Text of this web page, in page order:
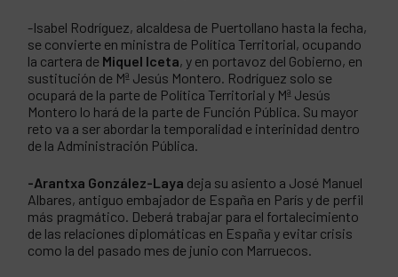
-Isabel Rodríguez, alcaldesa de Puertollano hasta la fecha,
se convierte en ministra de Política Territorial, ocupando
la cartera de Miquel Iceta, y en portavoz del Gobierno, en
sustitución de Mª Jesús Montero. Rodríguez solo se
ocupará de la parte de Política Territorial y Mª Jesús
Montero lo hará de la parte de Función Pública. Su mayor
reto va a ser abordar la temporalidad e interinidad dentro
de la Administración Pública.
-Arantxa González-Laya deja su asiento a José Manuel
Albares, antiguo embajador de España en París y de perfil
más pragmático. Deberá trabajar para el fortalecimiento
de las relaciones diplomáticas en España y evitar crisis
como la del pasado mes de junio con Marruecos.